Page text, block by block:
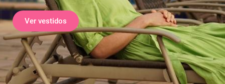
Ver vestidos